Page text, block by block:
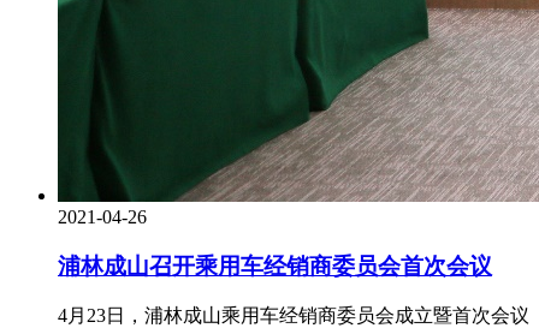
2021-04-26
浦林成山召开乘用车经销商委员会首次会议
4月23日，浦林成山乘用车经销商委员会成立暨首次会议